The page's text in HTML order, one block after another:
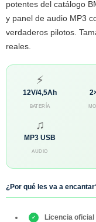
potentes del catálogo
y panel de audio MP3
verdaderos pilotos.
reales.
⚡
12V/4,5Ah
BATERÍA
♫
MP3 USB
AUDIO
¿Por qué les va a
Licencia oficial